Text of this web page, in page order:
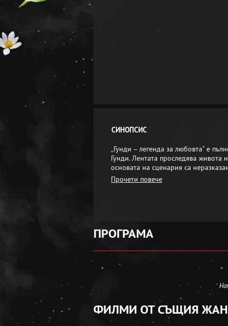
СИНОПСИС
„Гунди – легенда за любовта“ е
Гунди. Лентата проследява
основата на сценария са
Прочети повече
ПРОГРАМА
*
ФИЛМИ ОТ СЪЩИЯ